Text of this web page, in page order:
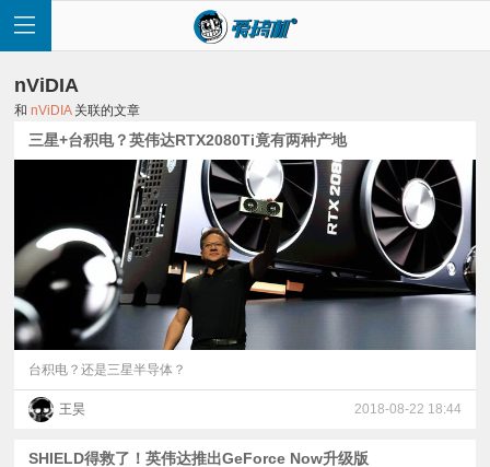
页
快
评
nViDIA
和nViDIA关联的文章
三星+台积电？英伟达RTX2080Ti竟有两种产地
台积电？还是三星半导体？
王昊 2018-08-22 18:44
SHIELD得救了！英伟达推出GeForce Now升级版